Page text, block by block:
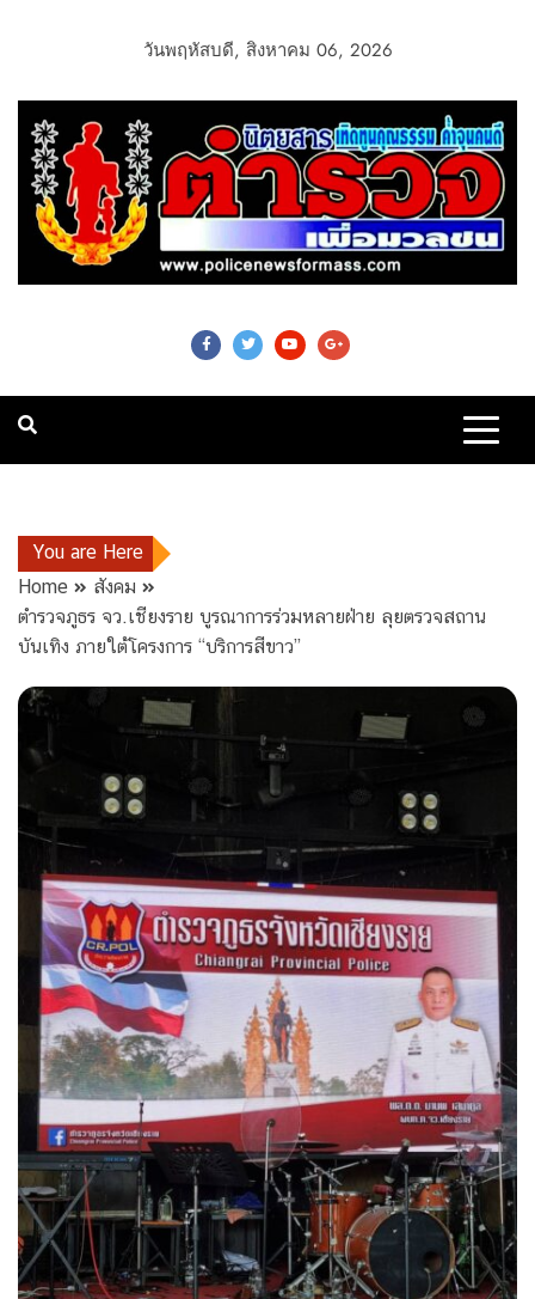
วันพฤหัสบดี, สิงหาคม 06, 2026
Police News For
Mass
You are Here
Home
สังคม
ตำรวจภูธร จว.เชียงราย บูรณาการร่วมหลายฝ่าย ลุยตรวจสถาน
บันเทิง ภายใต้โครงการ “บริการสีขาว”